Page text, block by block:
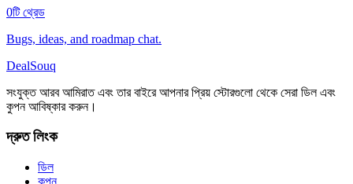
0টি থ্রেড
Bugs, ideas, and roadmap chat.
DealSouq
সংযুক্ত আরব আমিরাত এবং তার বাইরে আপনার প্রিয় স্টোরগুলো থেকে সেরা ডিল এবং
কুপন আবিষ্কার করুন।
দ্রুত লিংক
ডিল
কুপন